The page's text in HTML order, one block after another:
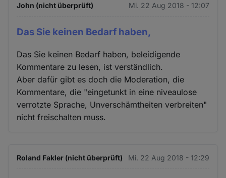
John (nicht überprüft) Mi. 22 Aug 2018 - 12:07
Das Sie keinen Bedarf haben,
Das Sie keinen Bedarf haben, beleidigende
Kommentare zu lesen, ist verständlich.
Aber dafür gibt es doch die Moderation, die
Kommentare, die "eingetunkt in eine niveaulose
verrotzte Sprache, Unverschämtheiten verbreiten"
nicht freischalten muss.
Roland Fakler (nicht überprüft) Mi. 22 Aug 2018 - 12:29